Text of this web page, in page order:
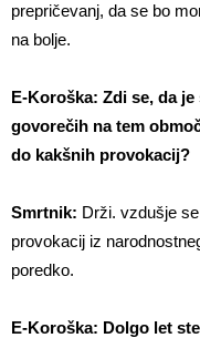
prepričevanj, da se bo
na bolje.
E-Koroška: Zdi se, da
govorečih na tem
do kakšnih provokacij?
Smrtnik: Drži. vzdušje
provokacij iz
poredko.
E-Koroška: Dolgo let